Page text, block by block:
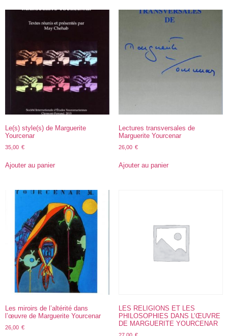
Le(s) style(s) de Marguerite
Yourcenar
35,00 €
Ajouter au panier
Lectures transversales de
Marguerite Yourcenar
26,00 €
Ajouter au panier
Les miroirs de l’altérité dans
l’œuvre de Marguerite Yourcenar
26,00 €
LES RELIGIONS ET LES
PHILOSOPHIES DANS L’ŒUVRE
DE MARGUERITE YOURCENAR